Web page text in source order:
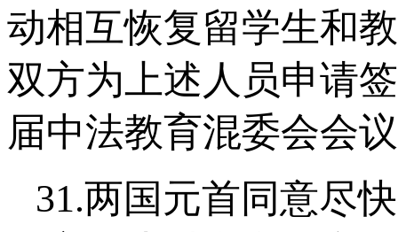
动相互恢复留学生和
双方为上述人员申请
届中法教育混委会会
31.两国元首同意尽